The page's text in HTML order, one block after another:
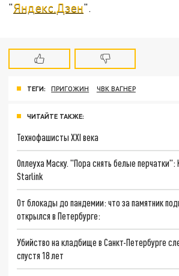
"Яндекс.Дзен".
ТЕГИ: ПРИГОЖИН ЧВК ВАГНЕР
ЧИТАЙТЕ ТАКЖЕ:
Технофашисты XXI века
Оплеуха Маску. "Пора снять белые перчатки":
Starlink
От блокады до пандемии: что за памятник
открылся в Петербурге:
Убийство на кладбище в Санкт-Петербурге
спустя 18 лет